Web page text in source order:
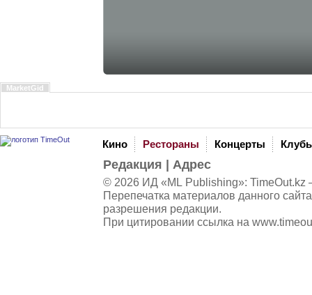
MarketGid
Кино Рестораны Концерты
Редакция Адрес
© 2026 ИД «ML Publishing»: TimeOut.kz
Перепечатка материалов данного
разрешения редакции.
При цитировании ссылка на